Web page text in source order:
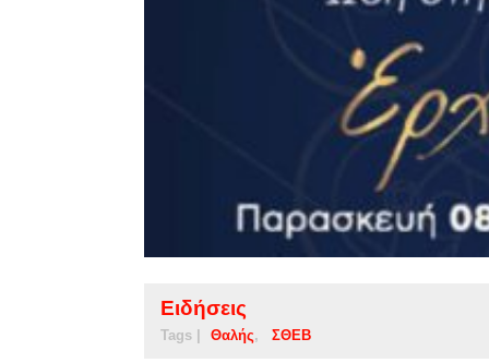
Ειδήσεις
Tags | Θαλής ΣΘΕΒ